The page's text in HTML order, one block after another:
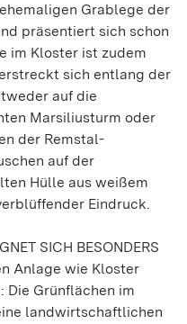
Grablege der
präsentiert sich schon
im Kloster ist zudem
sich entlang der
auf die
Marsiliusturm oder
der Remstal-
auf der
Hülle aus weißem
Eindruck.
SICH BESONDERS
Anlage wie Kloster
Die Grünflächen im
landwirtschaftlichen